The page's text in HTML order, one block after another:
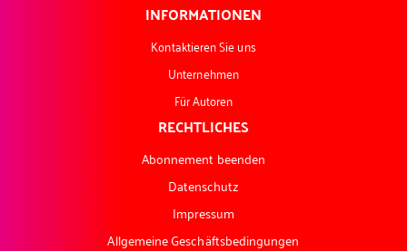
INFORMATIONEN
Kontaktieren Sie uns
Unternehmen
Für Autoren
RECHTLICHES
Abonnement beenden
Datenschutz
Impressum
Allgemeine Geschäftsbedingungen